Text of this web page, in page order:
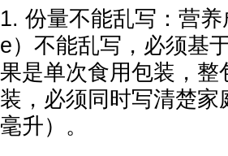
1. 份量不能乱写：营
e）不能乱写，必须基
果是单次食用包装，
装，必须同时写清楚
毫升）。